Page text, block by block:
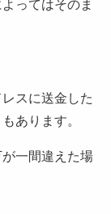
ってはそのま
スに送金した
あります。
一間違えた場